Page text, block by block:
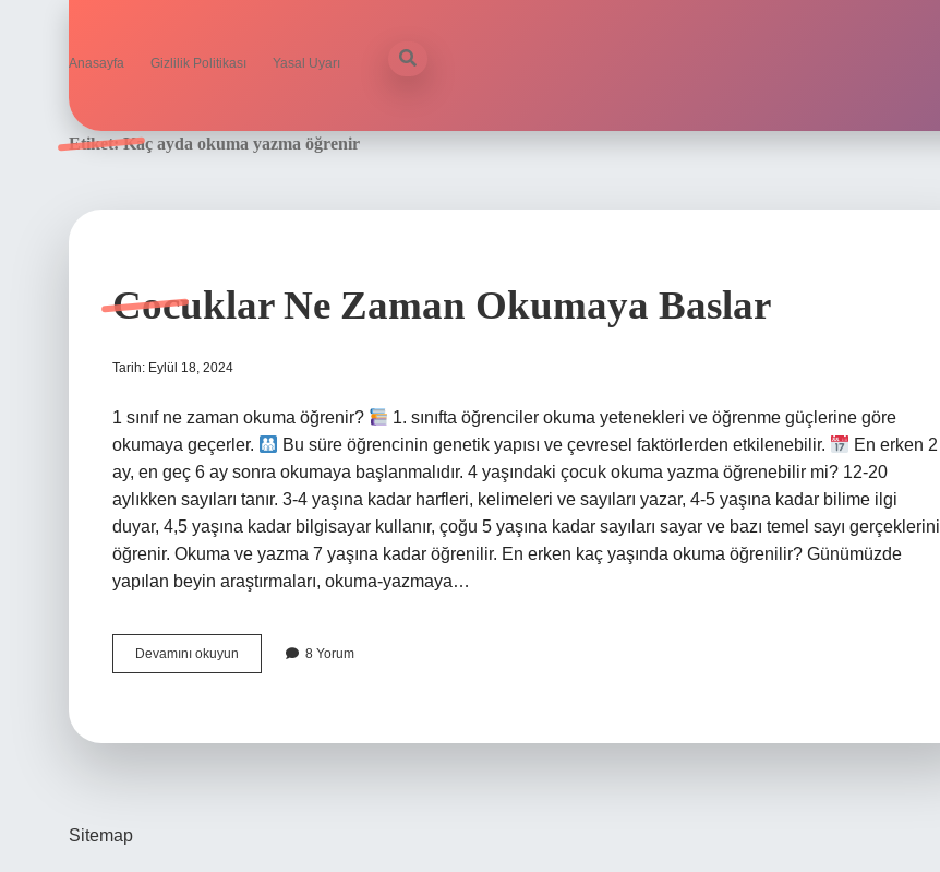
Anasayfa Gizlilik Politikası Yasal Uyarı
Etiket:Kaç ayda okuma yazma öğrenir
Cocuklar Ne Zaman Okumaya Baslar
Tarih: Eylül 18, 2024
1 sınıf ne zaman okuma öğrenir?
1. sınıfta öğrenciler okuma yetenekleri ve öğrenme güçlerine göre
okumaya geçerler.
Bu süre öğrencinin genetik yapısı ve çevresel faktörlerden etkilenebilir.
En erken 2
ay, en geç 6 ay sonra okumaya başlanmalıdır. 4 yaşındaki çocuk okuma yazma öğrenebilir mi? 12-20
aylıkken sayıları tanır. 3-4 yaşına kadar harfleri, kelimeleri ve sayıları yazar, 4-5 yaşına kadar bilime ilgi
duyar, 4,5 yaşına kadar bilgisayar kullanır, çoğu 5 yaşına kadar sayıları sayar ve bazı temel sayı gerçeklerini
öğrenir. Okuma ve yazma 7 yaşına kadar öğrenilir. En erken kaç yaşında okuma öğrenilir? Günümüzde
yapılan beyin araştırmaları, okuma-yazmaya…
Devamını okuyun Cocuklar
Ne
8 Yorum
Sitemap